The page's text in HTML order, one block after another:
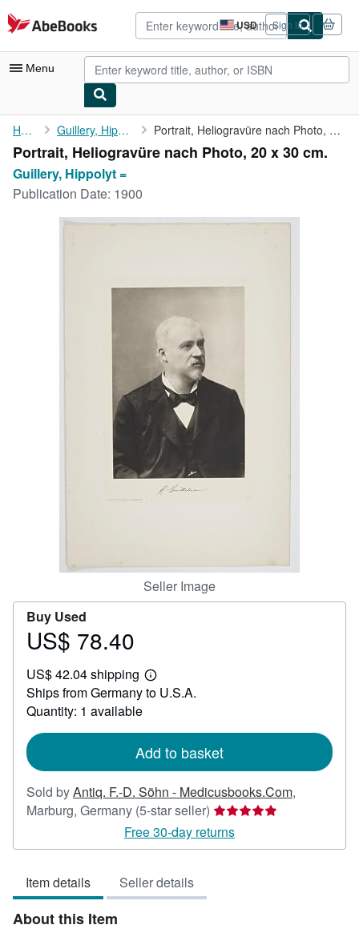
Skip to main content
AbeBooks.com USD
Site
shopping
preferences
Sign in
Menu
My Account
My Purchases
Advanced Search
CLOSE
Home Guillery, Hippolyt = Portrait, Heliogravüre nach Photo, 20 x 30 cm.
Portrait, Heliogravüre nach Photo, 20 x 30 cm.
Guillery, Hippolyt =
Publication Date: 1900
Seller Image
Buy Used
Price
78.40
US$ 78.40
US$ 42.04 shipping
Learn
more
Ships from Germany to U.S.A.
Quantity: 1 available
Add to basket
Sold byAntiq. F.-D. Söhn - Medicusbooks.Com,
Marburg, Germany (5-star seller) Seller
rating
5
Free 30-day returns
Item details Seller details
About this Item